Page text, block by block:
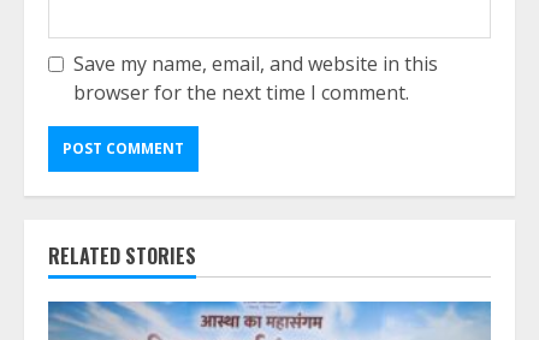
Save my name, email, and website in this
browser for the next time I comment.
RELATED STORIES